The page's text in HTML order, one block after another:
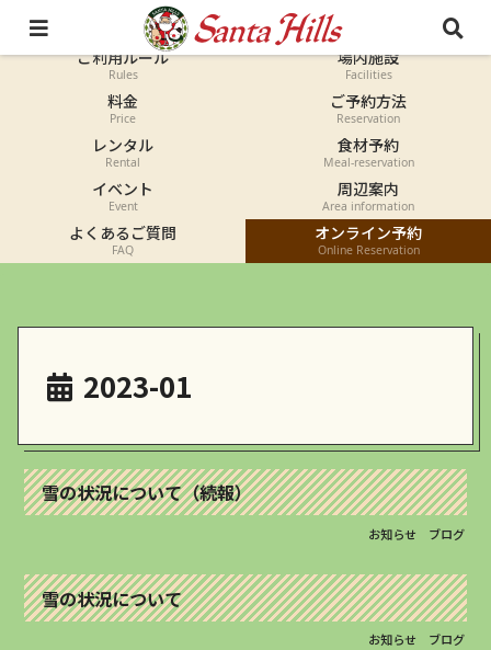
オートキャンプ
Auto-camp
ご利用ルール
Rules
場内施設
Facilities
料金
Price
ご予約方法
Reservation
レンタル
Rental
食材予約
Meal-reservation
イベント
Event
周辺案内
Area information
よくあるご質問
FAQ
オンライン予約
Online Reservation
2023-01
雪の状況について（続報）
お知らせ ブログ
雪の状況について
お知らせ ブログ